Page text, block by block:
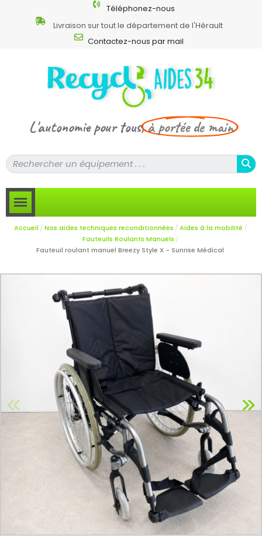
Téléphonez-nous
Livraison sur tout le département de l'Hérault
Contactez-nous par mail
L'autonomie pour tous,à portée de main
Accueil Nos aides techniques reconditionnées
Aides à la mobilité
Fauteuils Roulants Manuels
Fauteuil roulant manuel Breezy Style X - Sunrise Médical